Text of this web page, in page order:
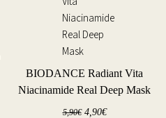
BIODANCE Radiant Vita
Niacinamide Real Deep Mask
5,90€ 4,90€